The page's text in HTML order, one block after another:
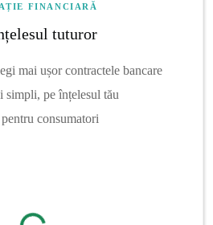
FINANCIARĂ
tuturor
mai ușor contractele bancare
simpli, pe înțelesul tău
consumatori